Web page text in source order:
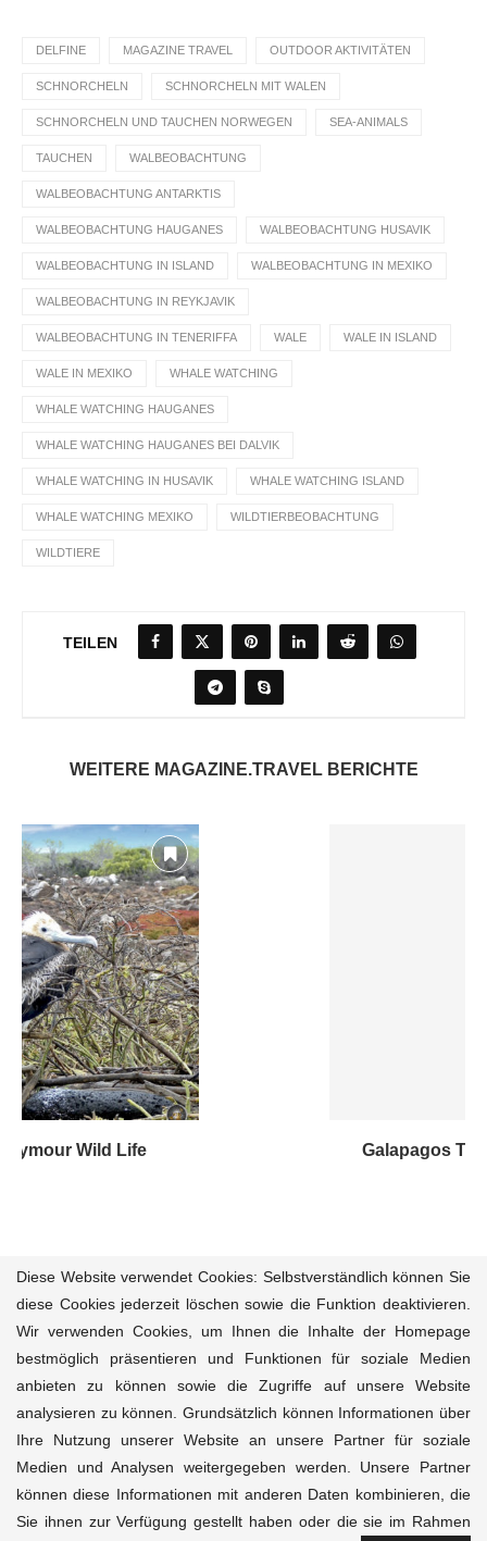
DELFINE MAGAZINE TRAVEL OUTDOOR AKTIVITÄTEN
SCHNORCHELN SCHNORCHELN MIT WALEN
SCHNORCHELN UND TAUCHEN NORWEGEN SEA-ANIMALS
TAUCHEN WALBEOBACHTUNG
WALBEOBACHTUNG ANTARKTIS
WALBEOBACHTUNG HAUGANES WALBEOBACHTUNG HUSAVIK
WALBEOBACHTUNG IN ISLAND WALBEOBACHTUNG IN MEXIKO
WALBEOBACHTUNG IN REYKJAVIK
WALBEOBACHTUNG IN TENERIFFA WALE WALE IN ISLAND
WALE IN MEXIKO WHALE WATCHING
WHALE WATCHING HAUGANES
WHALE WATCHING HAUGANES BEI DALVIK
WHALE WATCHING IN HUSAVIK WHALE WATCHING ISLAND
WHALE WATCHING MEXIKO WILDTIERBEOBACHTUNG
WILDTIERE
TEILEN
WEITERE MAGAZINE.TRAVEL BERICHTE
Galapagos Tierwelt unter Wasser, faszinierend
Reisemagazin Reiseziele Reiseführer
Natur-Tiere
Kultur
Aktivitäten Unterkünfte
Kontakt
© 2020-2025 Magazine.Travel • Dein Kompass für
einzigartigen, ethischen Reisejournalismus • Powered
Internethilfe• Design & Inspiration durchPlatuxKunst mit
sozialem Impact für The Peace Nexus. Alle Rechte
Diese Website verwendet Cookies: Selbstverständlich können Sie
diese Cookies jederzeit löschen sowie die Funktion deaktivieren.
Wir verwenden Cookies, um Ihnen die Inhalte der Homepage
bestmöglich präsentieren und Funktionen für soziale Medien
anbieten zu können sowie die Zugriffe auf unsere Website
analysieren zu können. Grundsätzlich können Informationen über
Ihre Nutzung unserer Website an unsere Partner für soziale
Medien und Analysen weitergegeben werden. Unsere Partner
können diese Informationen mit anderen Daten kombinieren, die
Sie ihnen zur Verfügung gestellt haben oder die sie im Rahmen